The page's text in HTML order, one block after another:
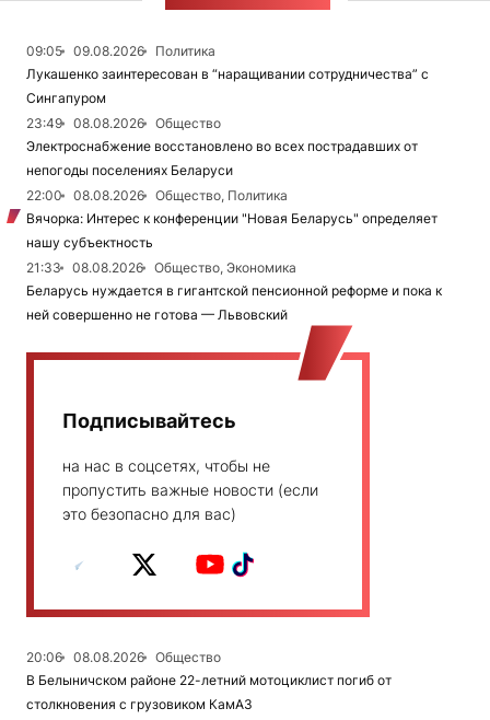
09:05 09.08.2026
Политика
Лукашенко заинтересован в “наращивании сотрудничества” с
Сингапуром
23:49
08.08.2026
Общество
Электроснабжение восстановлено во всех пострадавших от
непогоды поселениях Беларуси
22:00
08.08.2026
Общество, Политика
Вячорка: Интерес к конференции "Новая Беларусь" определяет
нашу субъектность
21:33
08.08.2026
Общество, Экономика
Беларусь нуждается в гигантской пенсионной реформе и пока к
ней совершенно не готова — Львовский
Подписывайтесь
на нас в соцсетях, чтобы не
пропустить важные новости (если
это безопасно для вас)
20:06 08.08.2026
Общество
В Белыничском районе 22-летний мотоциклист погиб от
столкновения с грузовиком КамАЗ